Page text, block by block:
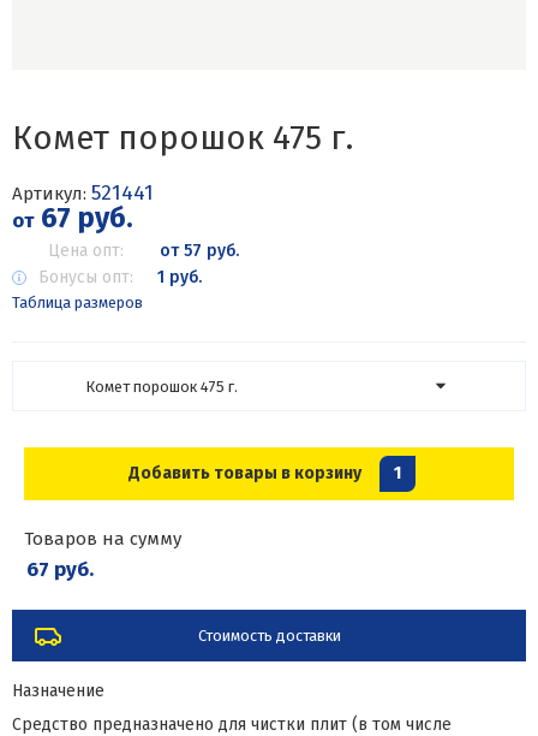
Комет порошок 475 г.
Артикул: 521441
от67 руб.
Цена опт:
от 57 руб.
Бонусы опт:
1 руб.
Таблица размеров
Комет порошок 475 г.
Добавить товары в корзину 1
Товаров на сумму
67 руб.
Стоимость доставки
Назначение
Средство предназначено для чистки плит (в том числе